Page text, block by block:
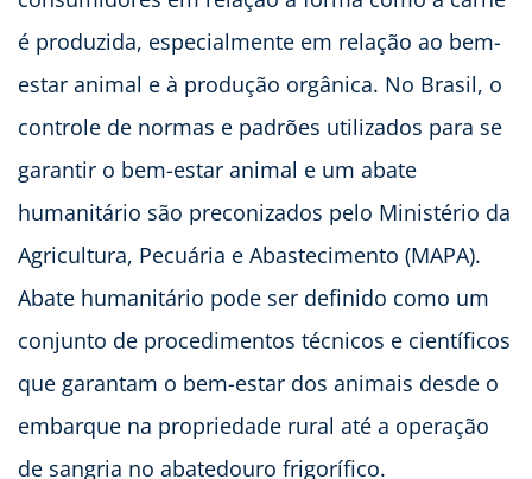
é produzida, especialmente em relação ao bem-
estar animal e à produção orgânica. No Brasil, o
controle de normas e padrões utilizados para se
garantir o bem-estar animal e um abate
humanitário são preconizados pelo Ministério da
Agricultura, Pecuária e Abastecimento (MAPA).
Abate humanitário pode ser definido como um
conjunto de procedimentos técnicos e científicos
que garantam o bem-estar dos animais desde o
embarque na propriedade rural até a operação
de sangria no abatedouro frigorífico.